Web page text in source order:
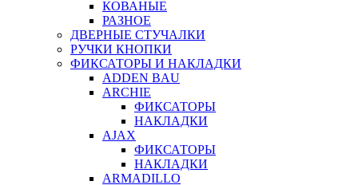
КОВАНЫЕ
РАЗНОЕ
ДВЕРНЫЕ СТУЧАЛКИ
РУЧКИ КНОПКИ
ФИКСАТОРЫ И НАКЛАДКИ
ADDEN BAU
ARCHIE
ФИКСАТОРЫ
НАКЛАДКИ
AJAX
ФИКСАТОРЫ
НАКЛАДКИ
ARMADILLO